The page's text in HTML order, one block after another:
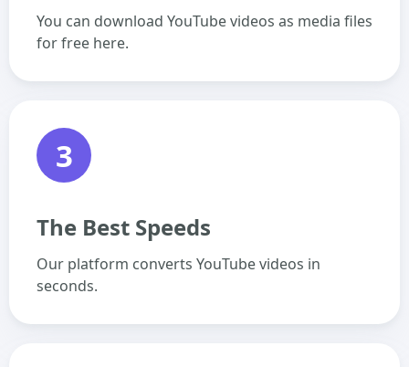
You can download YouTube videos as media files
for free here.
3
The Best Speeds
Our platform converts YouTube videos in
seconds.